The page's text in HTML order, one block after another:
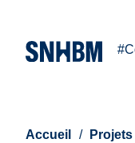
Accueil Projets